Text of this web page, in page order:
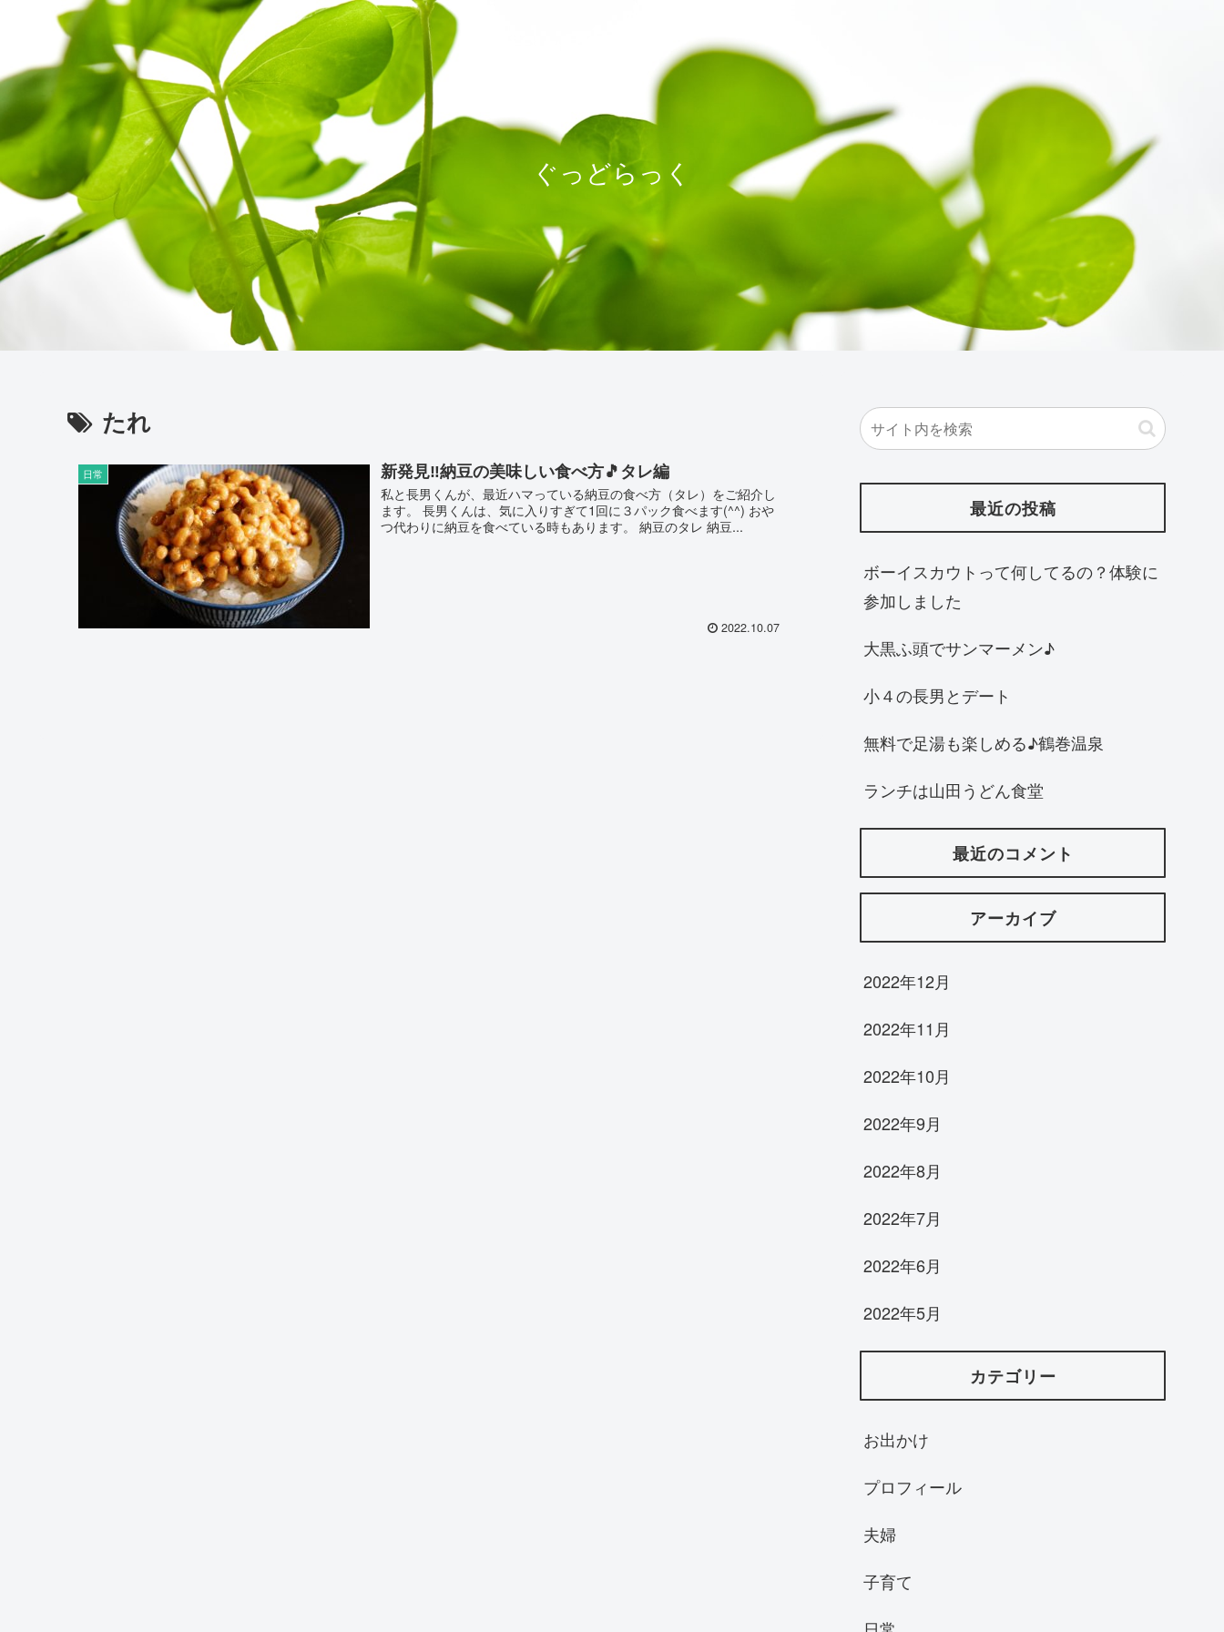
ぐっどらっく
たれ
日常 新発見‼️納豆の美味しい食べ方🎵タレ編
私と長男くんが、最近ハマっている納豆の食べ方（タレ）をご紹介し
ます。 長男くんは、気に入りすぎて1回に３パック食べます(^^) おや
つ代わりに納豆を食べている時もあります。 納豆のタレ 納豆...
2022.10.07
最近の投稿
ボーイスカウトって何してるの？体験に
参加しました
大黒ふ頭でサンマーメン♪
小４の長男とデート
無料で足湯も楽しめる♪鶴巻温泉
ランチは山田うどん食堂
最近のコメント
アーカイブ
2022年12月
2022年11月
2022年10月
2022年9月
2022年8月
2022年7月
2022年6月
2022年5月
カテゴリー
お出かけ
プロフィール
夫婦
子育て